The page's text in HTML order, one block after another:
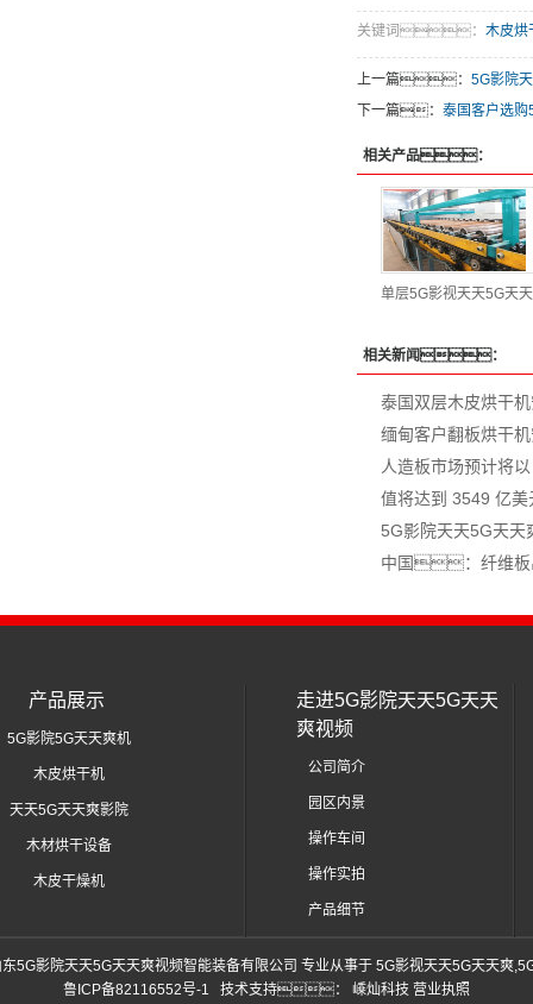
关键词： 木皮烘
上一篇： 5G影院
下一篇： 泰国客户选购
相关产品：
单层5G影视天天5G天
相关新闻：
泰国双层木皮烘干
缅甸客户翻板烘干
人造板市场预计将
值将达到 3549 亿美
5G影院天天5G天天
中国：纤维板
产品展示
5G影院5G天天爽机
木皮烘干机
天天5G天天爽影院
木材烘干设备
木皮干燥机
走进5G影院天天5G天天
爽视频
公司简介
园区内景
操作车间
操作实拍
产品细节
5G影院天天5G天天爽视频智能装备有限公司 专业从事于 5G影视天天5G天天爽,
鲁ICP备82116552号-1 技术支持： 嵊灿科技 营业执照